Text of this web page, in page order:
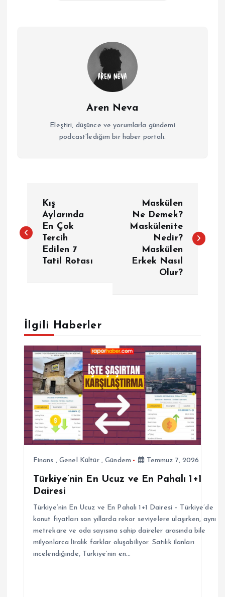
Aren Neva
Eleştiri, düşünce ve yorumlarla gündemi
podcast'lediğim bir haber portalı.
z
e
z
n
m
e
Kış
Aylarında
En Çok
Tercih
Edilen 7
Tatil Rotası
Maskülen
Ne Demek?
Maskülenite
Nedir?
Maskülen
Erkek Nasıl
Olur?
İlgili Haberler
Finans ,Genel Kültür,Gündem Temmuz 7, 2026
Türkiye’nin En Ucuz ve En Pahalı 1+1
Dairesi
Türkiye’nin En Ucuz ve En Pahalı 1+1 Dairesi – Türkiye’de
konut fiyatları son yıllarda rekor seviyelere ulaşırken, aynı
metrekare ve oda sayısına sahip daireler arasında bile
milyonlarca liralık farklar oluşabiliyor. Satılık ilanları
incelendiğinde, Türkiye’nin en…